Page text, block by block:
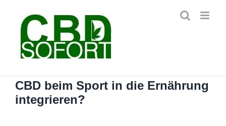
springen
CBD beim Sport in die Ernährung
integrieren?